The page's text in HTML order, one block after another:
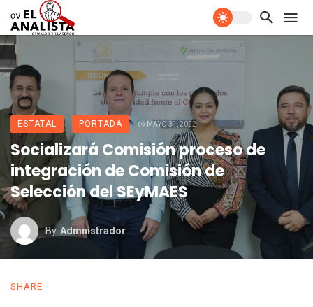
ESTATAL PORTADA MAYO 31, 2022
Socializará Comisión proceso de
integración de Comisión de
Selección del SEyMAES
By Admnistrador
SHARE